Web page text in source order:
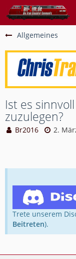
Allgemeines
Ist es
zuzulegen?
Br2016
2.
Trete unserem
Beitreten).